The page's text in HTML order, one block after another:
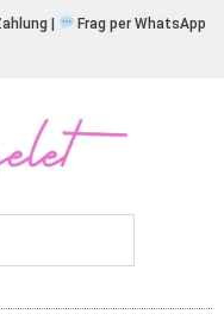
| Frag per WhatsApp